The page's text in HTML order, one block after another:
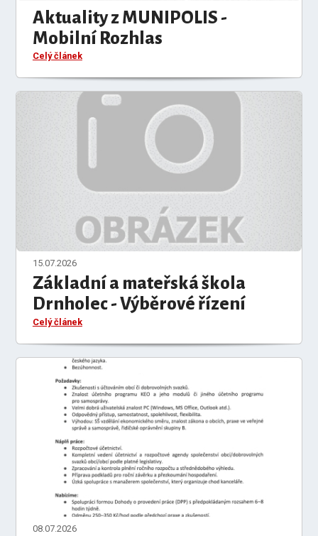
Aktuality z MUNIPOLIS -
Mobilní Rozhlas
Celý článek
Základní a mateřská škola
Drnholec - Výběrové řízení
15.07.2026
Celý článek
08.07.2026